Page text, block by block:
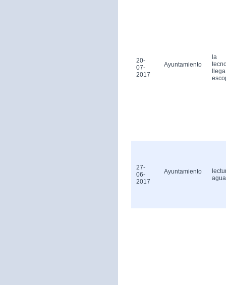
20-
07-
2017
Ayuntamiento
la
27-
06-
2017
Ayuntamiento